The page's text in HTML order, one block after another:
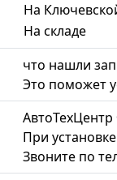
На
На складе
что нашли
Это поможет
При
Звоните по